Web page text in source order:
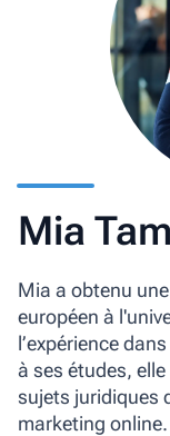
Mia
Mia a obtenu
européen à
l’expérience
à ses études,
sujets juridiques
marketing online.